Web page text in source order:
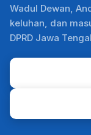
Wadul Dewan,
keluhan, dan
DPRD Jawa